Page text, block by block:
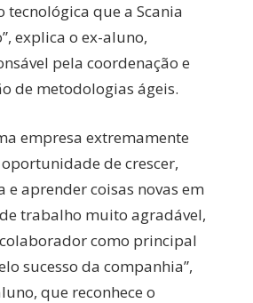
que a Scania
explica o ex-aluno,
pela coordenação e
de metodologias ágeis.
empresa extremamente
de crescer,
e aprender coisas novas em
trabalho muito agradável,
como principal
sucesso da companhia”,
que reconhece o